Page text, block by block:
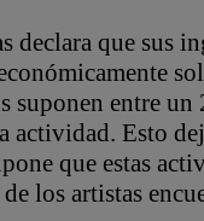
declara que sus
suponen entre
actividad. Esto
que estas
los artistas